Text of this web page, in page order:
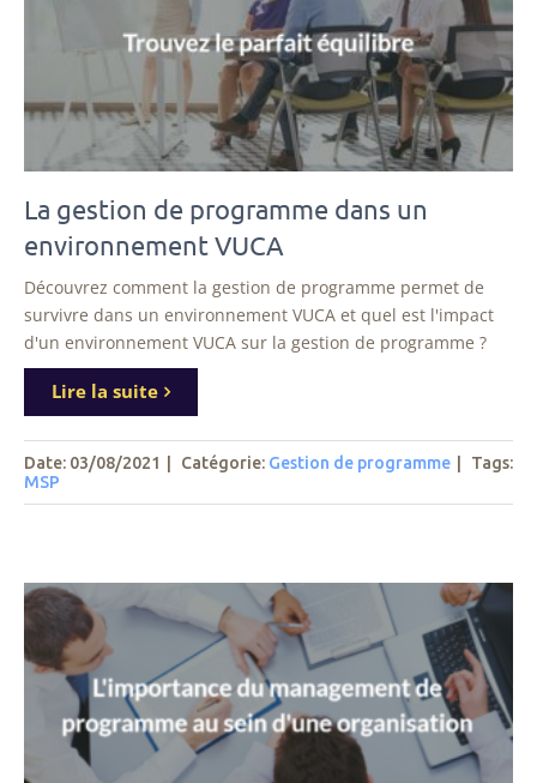
La gestion de programme dans un
environnement VUCA
Découvrez comment la gestion de programme permet de
survivre dans un environnement VUCA et quel est l'impact
d'un environnement VUCA sur la gestion de programme ?
Lire la suite
Date: 03/08/2021 Catégorie: Gestion de programme Tags:
MSP